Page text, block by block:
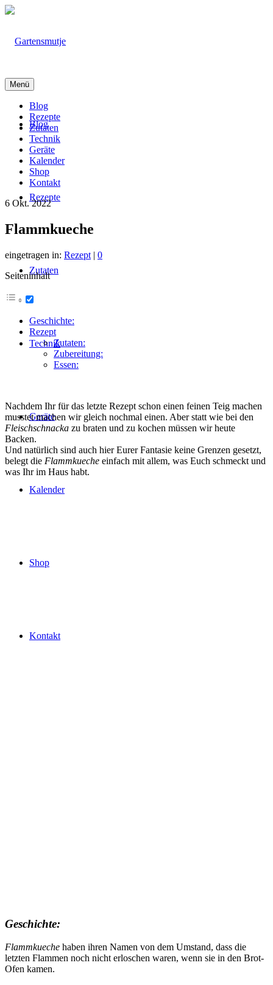
Blog
Rezepte
Zutaten
Technik
Geräte
Kalender
Shop
Kontakt
Menü
Blog
Rezepte
Zutaten
Technik
Geräte
Kalender
Shop
Kontakt
6 Okt. 2022
Flammkueche
eingetragen in: Rezept | 0
Seiteninhalt
Geschichte:
Rezept
Zutaten:
Zubereitung:
Essen:
Nachdem Ihr für das letzte Rezept schon einen feinen Teig machen
musstet machen wir gleich nochmal einen. Aber statt wie bei den
Fleischschnacka zu braten und zu kochen müssen wir heute
Backen.
Und natürlich sind auch hier Eurer Fantasie keine Grenzen gesetzt,
belegt die Flammkueche einfach mit allem, was Euch schmeckt und
was Ihr im Haus habt.
Geschichte:
Flammkueche haben ihren Namen von dem Umstand, dass die
letzten Flammen noch nicht erloschen waren, wenn sie in den Brot-
Ofen kamen.